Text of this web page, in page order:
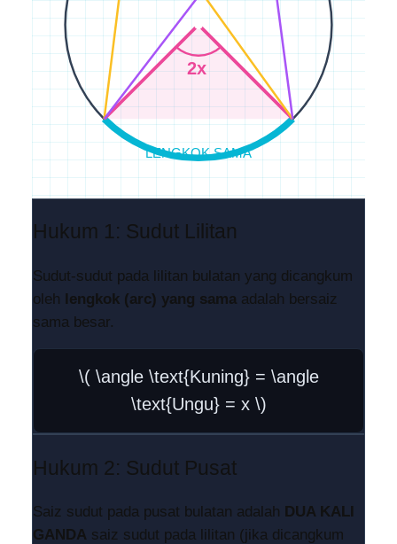
2x
LENGKOK SAMA
Hukum 1: Sudut Lilitan
Sudut-sudut pada lilitan bulatan yang dicangkum
oleh lengkok (arc) yang samaadalah bersaiz
sama besar.
\( \angle \text{Kuning} = \angle
\text{Ungu} = x \)
Hukum 2: Sudut Pusat
Saiz sudut pada pusat bulatan adalah DUA KALI
GANDAsaiz sudut pada lilitan (jika dicangkum